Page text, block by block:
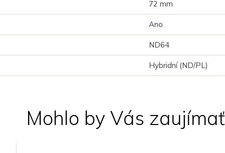
72 mm
Ano
ND64
Hybridní (ND/PL)
Mohlo by Vás zaujímať